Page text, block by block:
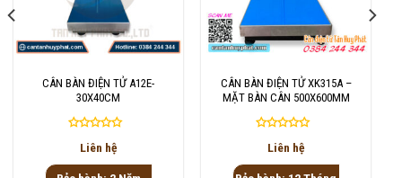
CÂN BÀN ĐIỆN TỬ A12E-
30X40CM
Được
hạng
Liên hệ
CÂN BÀN ĐIỆN TỬ XK315A –
MẶT BÀN CÂN 500X600MM
Được
hạng
Liên hệ